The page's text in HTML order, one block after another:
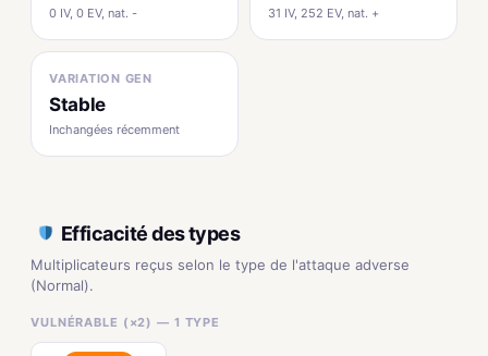
0 IV, 0 EV, nat. - 31 IV, 252 EV, nat. +
VARIATION GEN
Stable
Inchangées récemment
Efficacité des types
Multiplicateurs reçus selon le type de l'attaque adverse
(Normal).
VULNÉRABLE (×2) — 1 TYPE